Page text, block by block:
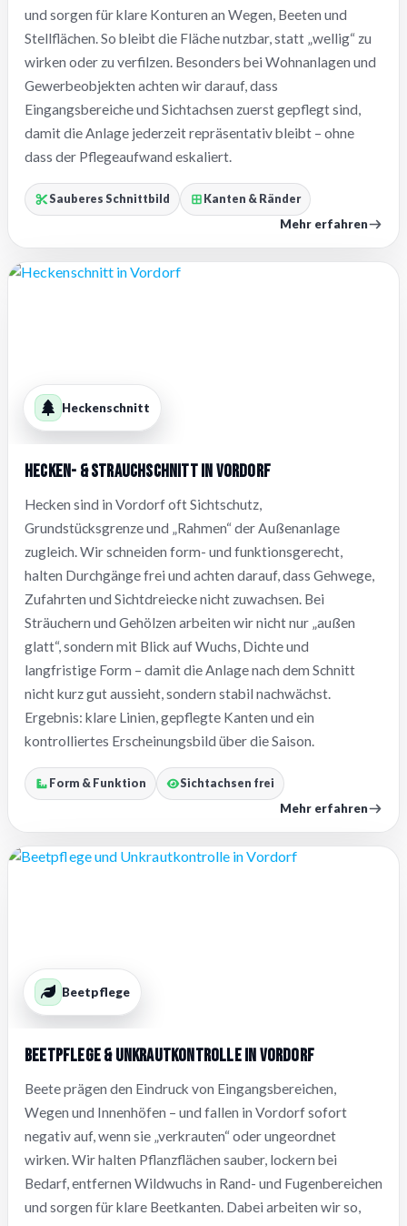
und sorgen für klare Konturen an Wegen, Beeten und
Stellflächen. So bleibt die Fläche nutzbar, statt „wellig“ zu
wirken oder zu verfilzen. Besonders bei Wohnanlagen und
Gewerbeobjekten achten wir darauf, dass
Eingangsbereiche und Sichtachsen zuerst gepflegt sind,
damit die Anlage jederzeit repräsentativ bleibt – ohne
dass der Pflegeaufwand eskaliert.
Sauberes Schnittbild Kanten & Ränder
Mehr erfahren
Heckenschnitt
Hecken- & Strauchschnitt in Vordorf
Hecken sind in Vordorf oft Sichtschutz,
Grundstücksgrenze und „Rahmen“ der Außenanlage
zugleich. Wir schneiden form- und funktionsgerecht,
halten Durchgänge frei und achten darauf, dass Gehwege,
Zufahrten und Sichtdreiecke nicht zuwachsen. Bei
Sträuchern und Gehölzen arbeiten wir nicht nur „außen
glatt“, sondern mit Blick auf Wuchs, Dichte und
langfristige Form – damit die Anlage nach dem Schnitt
nicht kurz gut aussieht, sondern stabil nachwächst.
Ergebnis: klare Linien, gepflegte Kanten und ein
kontrolliertes Erscheinungsbild über die Saison.
Form & Funktion Sichtachsen frei
Mehr erfahren
Beetpflege
Beetpflege & Unkrautkontrolle in Vordorf
Beete prägen den Eindruck von Eingangsbereichen,
Wegen und Innenhöfen – und fallen in Vordorf sofort
negativ auf, wenn sie „verkrauten“ oder ungeordnet
wirken. Wir halten Pflanzflächen sauber, lockern bei
Bedarf, entfernen Wildwuchs in Rand- und Fugenbereichen
und sorgen für klare Beetkanten. Dabei arbeiten wir so,